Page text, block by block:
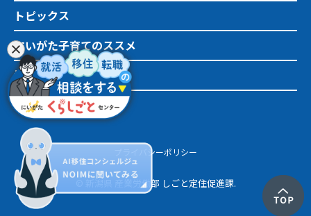
トピックス
にいがた子育てのススメ
地域おこし協力隊
市町村情報
プライバシーポリシー
© 新潟県 産業労働部 しごと定住促進課.